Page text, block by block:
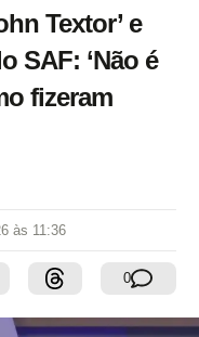
Textor’ e
SAF: ‘Não é
fizeram
às 11:36
0